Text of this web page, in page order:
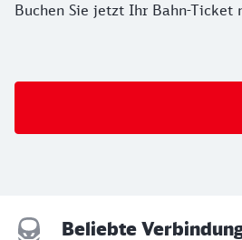
Buchen Sie jetzt Ihr Bahn-Ticket
Beliebte